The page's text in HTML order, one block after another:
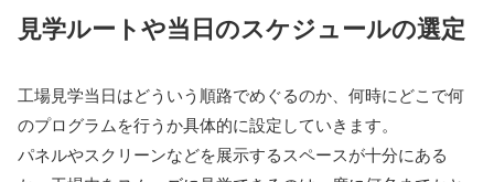
見学ルートや当日のスケジュールの選定
工場見学当日はどういう順路でめぐるのか、何時にどこで何
のプログラムを行うか具体的に設定していきます。
パネルやスクリーンなどを展示するスペースが十分にある